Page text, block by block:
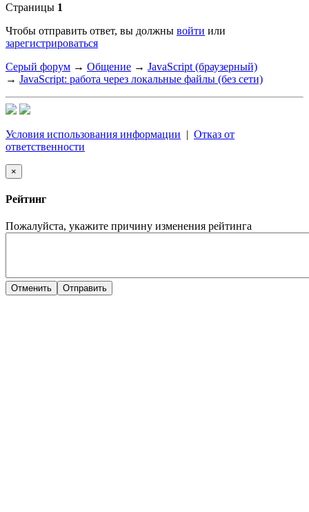
Страницы 1
Чтобы отправить ответ, вы должны войти или
зарегистрироваться
Серый форум → Общение → JavaScript (браузерный)
→ JavaScript: работа через локальные файлы (без сети)
Условия использования информации | Отказ от
ответственности
×
Рейтинг
Пожалуйста, укажите причину изменения рейтинга
Отменить Отправить